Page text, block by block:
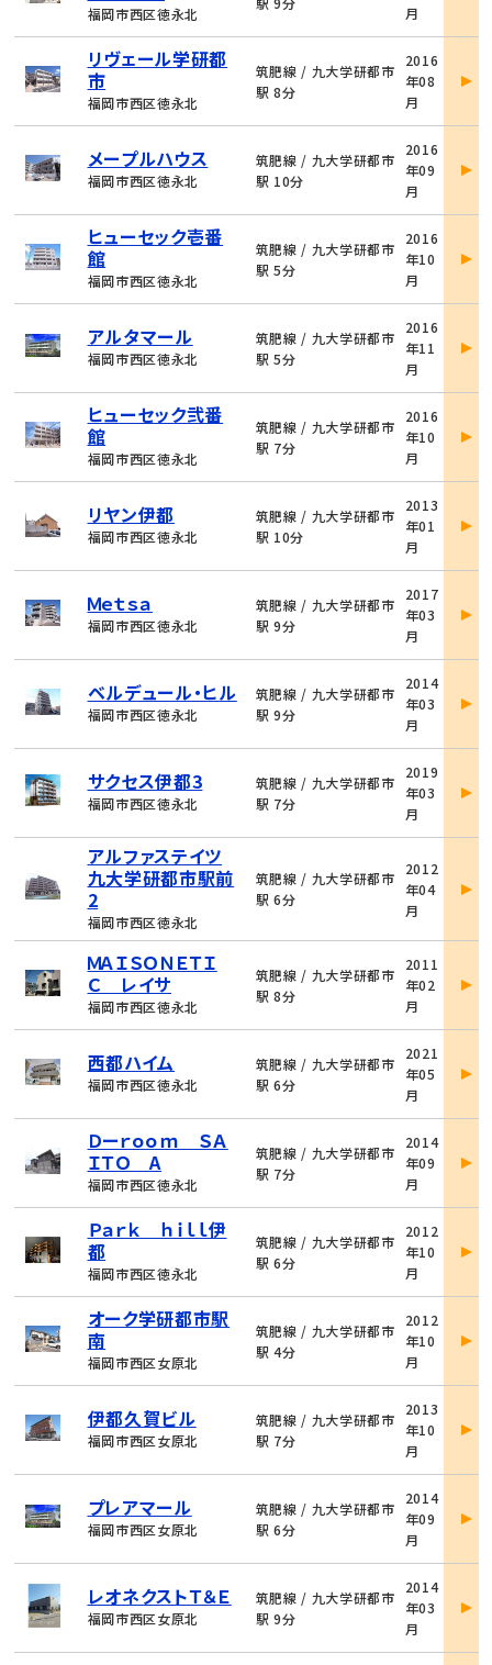
福岡市西区徳永北
月
リヴェール学研都
市
福岡市西区徳永北
筑肥線 / 九大学研都市
駅 8分
2016
年08
月
詳
メープルハウス
福岡市西区徳永北
筑肥線 / 九大学研都市
駅 10分
2016
年09
月
詳
ヒューセック壱番
館
福岡市西区徳永北
筑肥線 / 九大学研都市
駅 5分
2016
年10
月
詳
アルタマール
福岡市西区徳永北
筑肥線 / 九大学研都市
駅 5分
2016
年11
月
詳
ヒューセック弐番
館
福岡市西区徳永北
筑肥線 / 九大学研都市
駅 7分
2016
年10
月
詳
リヤン伊都
福岡市西区徳永北
筑肥線 / 九大学研都市
駅 10分
2013
年01
月
詳
Ｍｅｔｓａ
福岡市西区徳永北
筑肥線 / 九大学研都市
駅 9分
2017
年03
月
詳
ベルデュール・ヒル
福岡市西区徳永北
筑肥線 / 九大学研都市
駅 9分
2014
年03
月
詳
サクセス伊都3
福岡市西区徳永北
筑肥線 / 九大学研都市
駅 7分
2019
年03
月
詳
アルファステイツ
九大学研都市駅前
2
福岡市西区徳永北
筑肥線 / 九大学研都市
駅 6分
2012
年04
月
詳
ＭＡＩＳＯＮＥＴＩ
Ｃ レイサ
福岡市西区徳永北
筑肥線 / 九大学研都市
駅 8分
2011
年02
月
詳
西都ハイム
福岡市西区徳永北
筑肥線 / 九大学研都市
駅 6分
2021
年05
月
詳
Ｄーｒｏｏｍ ＳＡ
ＩＴＯ A
福岡市西区徳永北
筑肥線 / 九大学研都市
駅 7分
2014
年09
月
詳
Ｐａｒｋ ｈｉｌｌ伊
都
福岡市西区徳永北
筑肥線 / 九大学研都市
駅 6分
2012
年10
月
詳
オーク学研都市駅
南
福岡市西区女原北
筑肥線 / 九大学研都市
駅 4分
2012
年10
月
詳
伊都久賀ビル
福岡市西区女原北
筑肥線 / 九大学研都市
駅 7分
2013
年10
月
詳
プレアマール
福岡市西区女原北
筑肥線 / 九大学研都市
駅 6分
2014
年09
月
詳
レオネクストＴ＆Ｅ
福岡市西区女原北
筑肥線 / 九大学研都市
駅 9分
2014
年03
月
詳